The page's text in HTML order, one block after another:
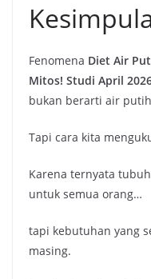
Fenomena Diet Air
Mitos! Studi April
bukan berarti air
Tapi cara kita
Karena ternyata
untuk semua orang…
tapi kebutuhan yang
masing.